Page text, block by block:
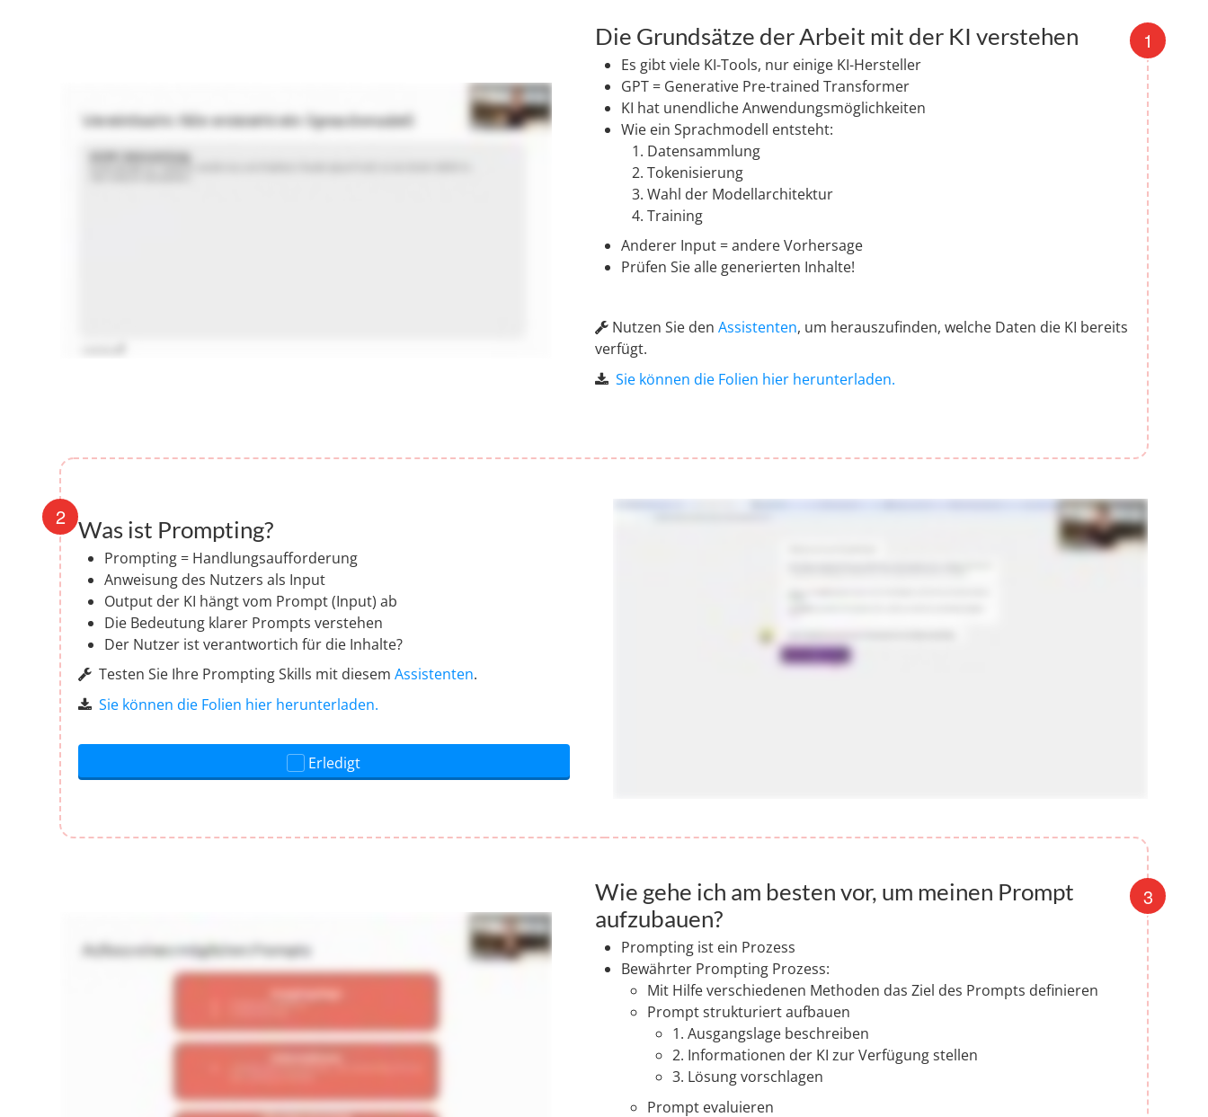
Die Grundsätze der Arbeit mit der KI verstehen
Es gibt viele KI-Tools, nur einige KI-Hersteller
GPT = Generative Pre-trained Transformer
KI hat unendliche Anwendungsmöglichkeiten
Wie ein Sprachmodell entsteht:
Datensammlung
Tokenisierung
Wahl der Modellarchitektur
Training
Anderer Input = andere Vorhersage
Prüfen Sie alle generierten Inhalte!
Nutzen Sie den Assistenten, um herauszufinden, welche Daten die KI bereits
verfügt.
Sie können die Folien hier herunterladen.
Was ist Prompting?
Prompting = Handlungsaufforderung
Anweisung des Nutzers als Input
Output der KI hängt vom Prompt (Input) ab
Die Bedeutung klarer Prompts verstehen
Der Nutzer ist verantwortich für die Inhalte?
Testen Sie Ihre Prompting Skills mit diesem Assistenten.
Sie können die Folien hier herunterladen.
Erledigt
Wie gehe ich am besten vor, um meinen Prompt
aufzubauen?
Prompting ist ein Prozess
Bewährter Prompting Prozess:
Mit Hilfe verschiedenen Methoden das Ziel des Prompts definieren
Prompt strukturiert aufbauen
1. Ausgangslage beschreiben
2. Informationen der KI zur Verfügung stellen
3. Lösung vorschlagen
Prompt evaluieren